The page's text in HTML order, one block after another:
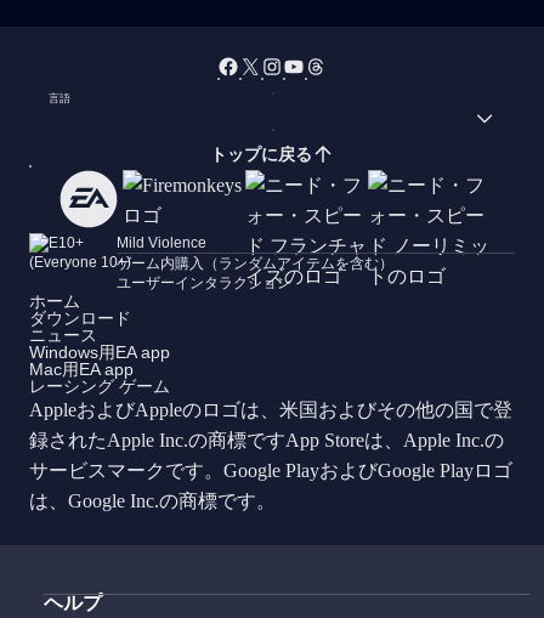
言語
トップに戻る
Mild Violence
ゲーム内購入（ランダムアイテムを含む）
ユーザーインタラクション
ホーム
ダウンロード
ニュース
Windows用EA app
Mac用EA app
レーシング ゲーム
AppleおよびAppleのロゴは、米国およびその他の国で登
録されたApple Inc.の商標ですApp Storeは、Apple Inc.の
サービスマークです。Google PlayおよびGoogle Playロゴ
は、Google Inc.の商標です。
ヘルプ